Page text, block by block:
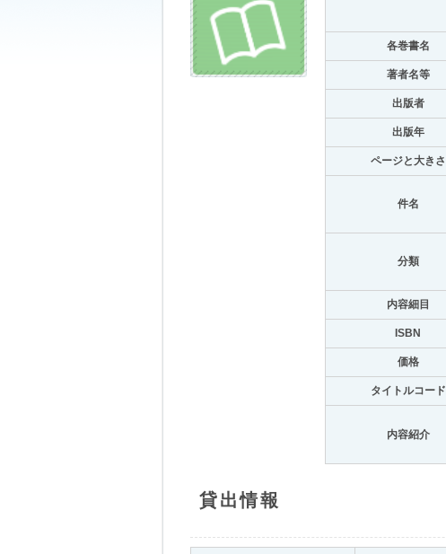
各巻書名
著者名等
出版者
出版年
ページと大きさ
件名
分類
内容細目
ISBN
価格
タイトルコード
内容紹介
貸出情報